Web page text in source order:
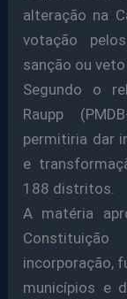
alteração na
votação
sanção ou
Segundo o
Raupp
permitiria dar
e
188 distritos.
A matéria
incorporação,
municípios e